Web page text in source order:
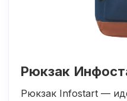
Рюкзак
Рюкзак Infostart —